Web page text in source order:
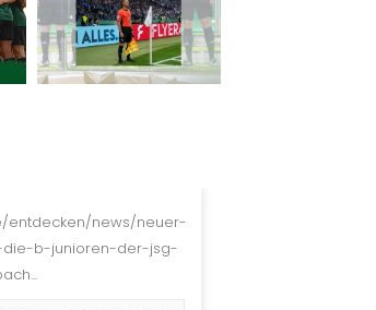
entdecken/news/neuer-
die-b-junioren-der-jsg-